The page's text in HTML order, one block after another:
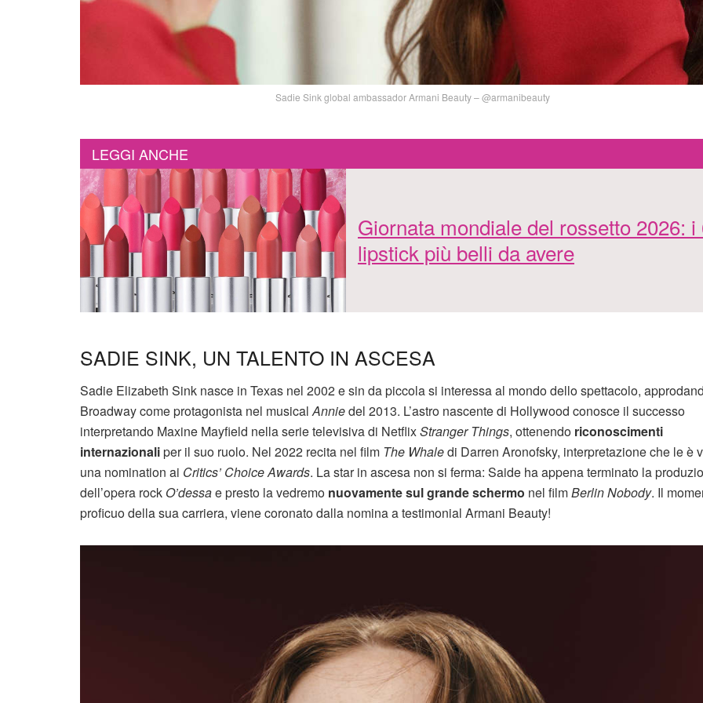
Sadie Sink global ambassador Armani Beauty – @armanibeauty
LEGGI ANCHE
Giornata mondiale del rossetto 2026: i
lipstick più belli da avere
SADIE SINK, UN TALENTO IN ASCESA
Sadie Elizabeth Sink nasce in Texas nel 2002 e sin da piccola si interessa al mondo dello spettacolo,
Broadway come protagonista nel musicalAnniedel 2013. L’astro nascente di Hollywood conosce il successo
interpretando Maxine Mayfield nella serie televisiva di NetflixStranger Things, ottenendo riconoscimenti
internazionaliper il suo ruolo. Nel 2022 recita nel film The Whaledi Darren Aronofsky, interpretazione che le è
una nomination ai Critics’ Choice Awards. La star in ascesa non si ferma: Saide ha appena terminato la
dell’opera rock O’dessae presto la vedremo nuovamente sul grande schermo nel filmBerlin Nobody. Il
proficuo della sua carriera, viene coronato dalla nomina a testimonial Armani Beauty!